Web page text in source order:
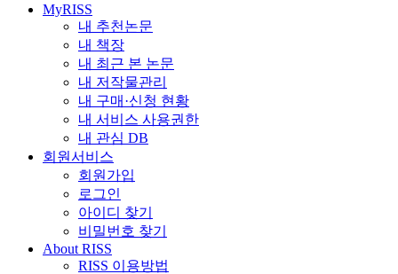
MyRISS
내 추천논문
내 책장
내 최근 본 논문
내 저작물관리
내 구매·신청 현황
내 서비스 사용권한
내 관심 DB
회원서비스
회원가입
로그인
아이디 찾기
비밀번호 찾기
About RISS
RISS 이용방법